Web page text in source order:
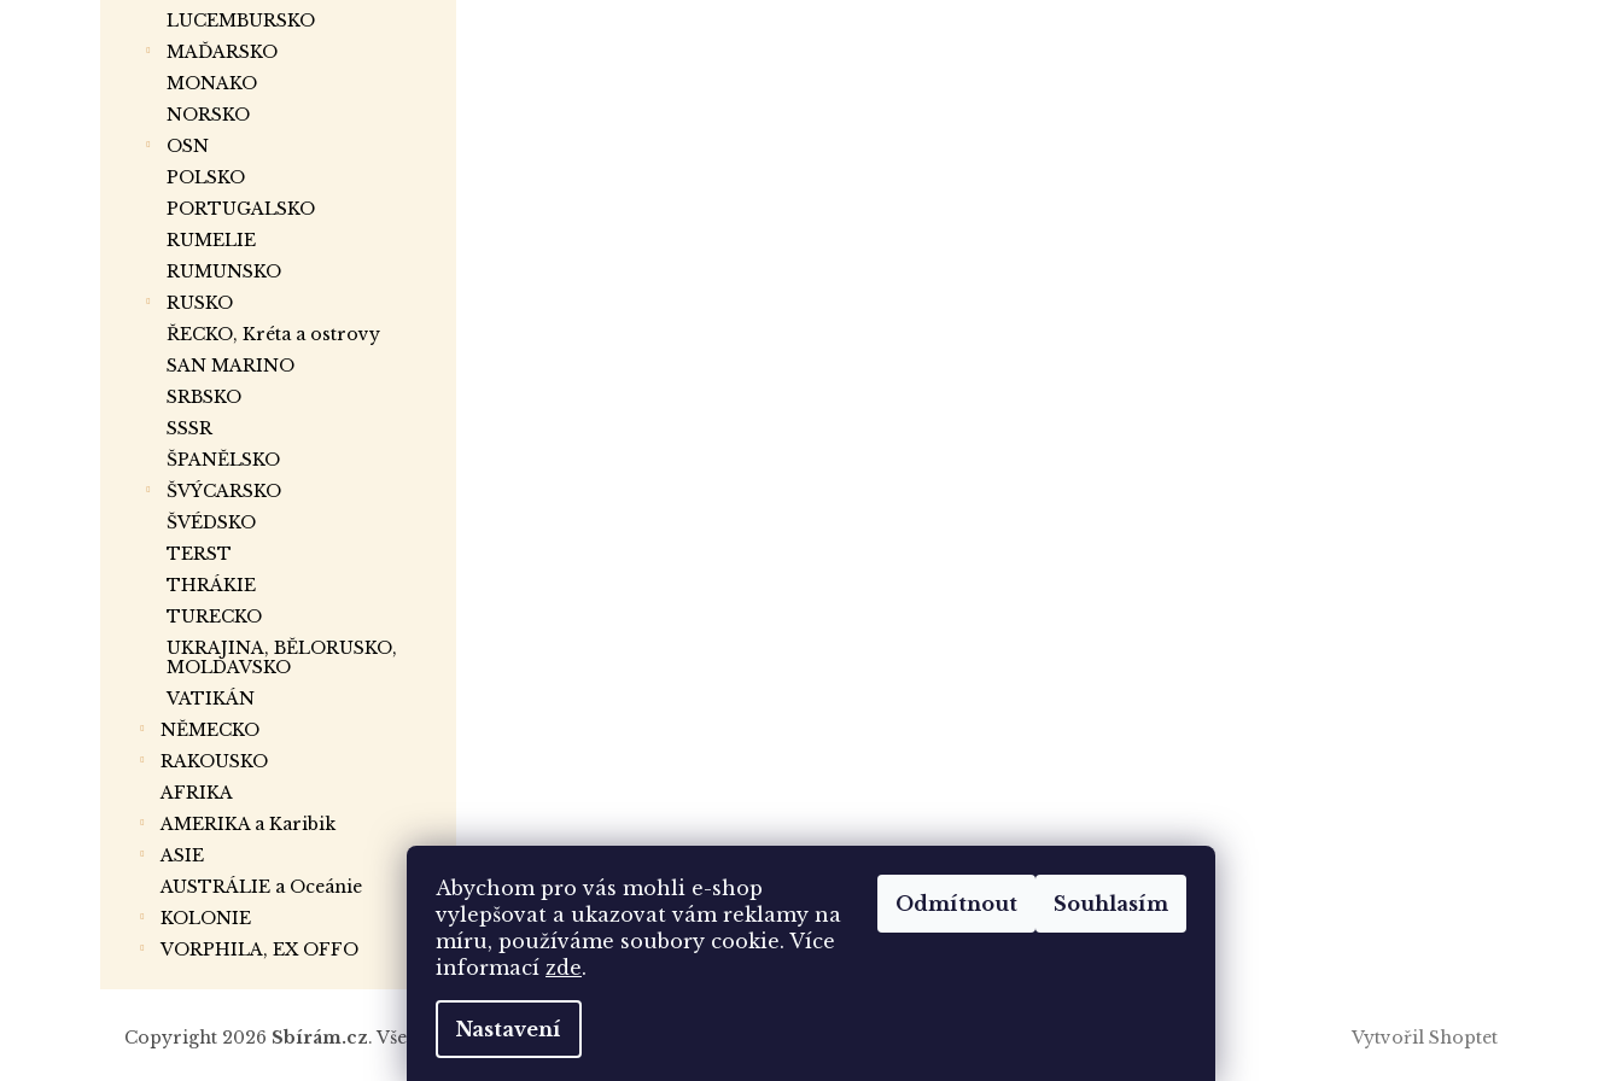
Abychom pro vás mohli e-shop
vylepšovat a ukazovat vám reklamy na
míru, používáme soubory cookie. Více
informací zde.
Nastavení
Odmítnout Souhlasím
LUCEMBURSKO
MAĎARSKO
MONAKO
NORSKO
OSN
POLSKO
PORTUGALSKO
RUMELIE
RUMUNSKO
RUSKO
ŘECKO, Kréta a ostrovy
SAN MARINO
SRBSKO
SSSR
ŠPANĚLSKO
ŠVÝCARSKO
ŠVÉDSKO
TERST
THRÁKIE
TURECKO
UKRAJINA, BĚLORUSKO,
MOLDAVSKO
VATIKÁN
NĚMECKO
RAKOUSKO
AFRIKA
AMERIKA a Karibik
ASIE
AUSTRÁLIE a Oceánie
KOLONIE
VORPHILA, EX OFFO
Vytvořil Shoptet
Copyright 2026 Sbírám.cz. Všechna práva vyhrazena.